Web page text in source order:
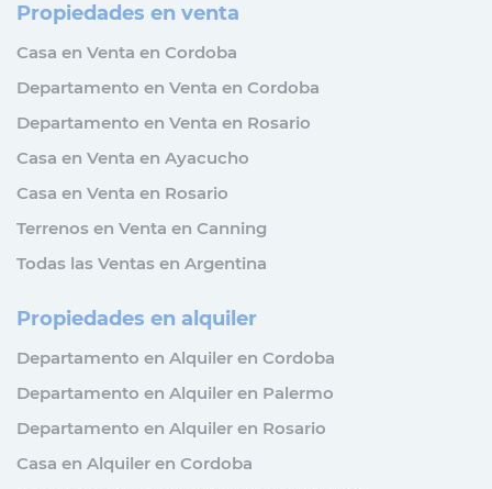
Propiedades en venta
Casa en Venta en Cordoba
Departamento en Venta en Cordoba
Departamento en Venta en Rosario
Casa en Venta en Ayacucho
Casa en Venta en Rosario
Terrenos en Venta en Canning
Todas las Ventas en Argentina
Propiedades en alquiler
Departamento en Alquiler en Cordoba
Departamento en Alquiler en Palermo
Departamento en Alquiler en Rosario
Casa en Alquiler en Cordoba